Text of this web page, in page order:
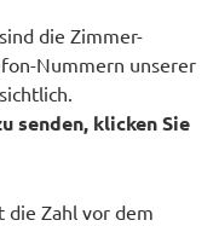
die Zimmer-
Nummern unserer
senden, klicken Sie
Zahl vor dem